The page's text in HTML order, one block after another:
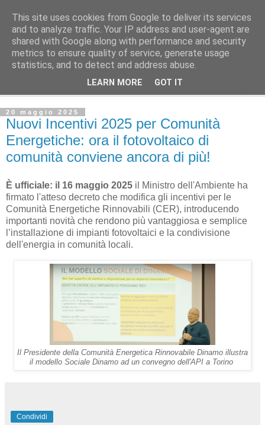
20 maggio 2025
Nuovi Incentivi 2025 per Comunità
Energetiche: ora il fotovoltaico di
comunità conviene ancora di più!
È ufficiale: il 16 maggio 2025 il Ministro dell'Ambiente ha
firmato l'atteso decreto che modifica gli incentivi per le
Comunità Energetiche Rinnovabili (CER), introducendo
importanti novità che rendono più vantaggiosa e semplice
l’installazione di impianti fotovoltaici e la condivisione
dell'energia in comunità locali.
Il Presidente della Comunità Energetica Rinnovabile Dinamo illustra
il modello Sociale Dinamo ad un convegno dell'API a Torino
Condividi
This site uses cookies from Google to deliver its services
and to analyze traffic. Your IP address and user-agent are
shared with Google along with performance and security
metrics to ensure quality of service, generate usage
statistics, and to detect and address abuse.
LEARN MORE GOT IT